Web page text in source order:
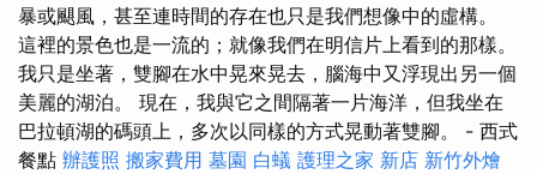
暴或颶風，甚至連時間的存在也只是我們想像中的虛構。
這裡的景色也是一流的；就像我們在明信片上看到的那樣。
我只是坐著，雙腳在水中晃來晃去，腦海中又浮現出另一個
美麗的湖泊。 現在，我與它之間隔著一片海洋，但我坐在
巴拉頓湖的碼頭上，多次以同樣的方式晃動著雙腳。 - 西式
餐點 辦護照 搬家費用 墓園 白蟻 護理之家 新店 新竹外燴